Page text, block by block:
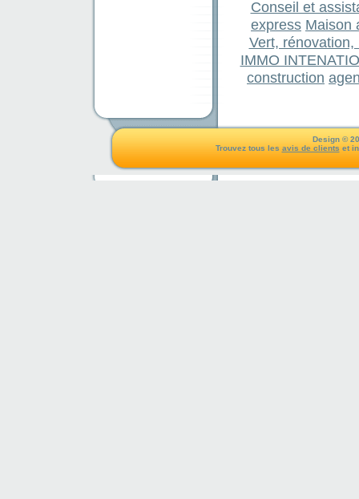
Conseil et
express Maison
Vert,
IMMO
construction
Design ©
Trouvez tous les avis de clients et